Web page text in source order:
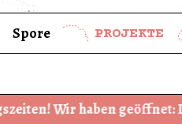
Spore PROJEKTE
geöffnet: Dienstag –